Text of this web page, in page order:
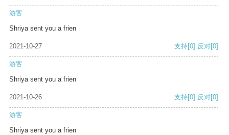
游客
Shriya sent you a frien
2021-10-27 支持[0] 反对[0]
游客
Shriya sent you a frien
2021-10-26 支持[0] 反对[0]
游客
Shriya sent you a frien